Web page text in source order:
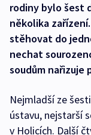
rodiny bylo šest
několika
stěhovat do
nechat
soudům nařizuje
Nejmladší ze
ústavu, nejstarší
v Holicích. Další